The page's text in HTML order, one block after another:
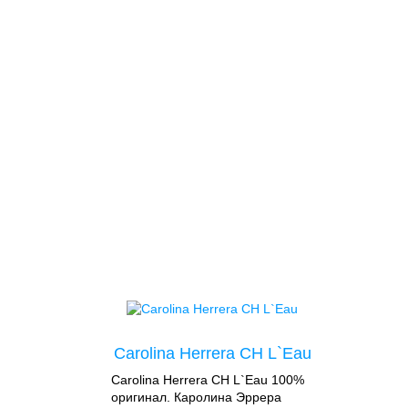
Carolina Herrera CH L`Eau
Carolina Herrera CH L`Eau 100%
оригинал. Каролина Эррера